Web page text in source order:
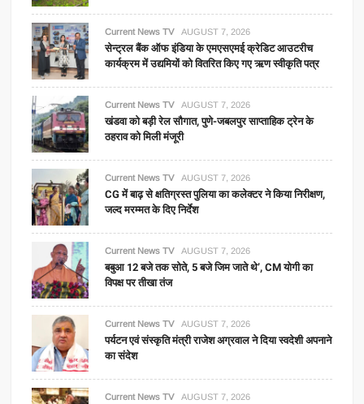
Current News TV AUGUST 7, 2026
सेन्ट्रल बैंक ऑफ इंडिया के एमएसएमई क्रेडिट आउटरीच
कार्यक्रम में उद्यमियों को वितरित किए गए ऋण स्वीकृति पत्र
Current News TV AUGUST 7, 2026
खंडवा को बड़ी रेल सौगात, पुणे-जबलपुर साप्ताहिक ट्रेन के
ठहराव को मिली मंजूरी
Current News TV AUGUST 7, 2026
CG में बाढ़ से क्षतिग्रस्त पुलिया का कलेक्टर ने किया निरीक्षण,
जल्द मरम्मत के दिए निर्देश
Current News TV AUGUST 7, 2026
बबुआ 12 बजे तक सोते, 5 बजे जिम जाते थे’, CM योगी का
विपक्ष पर तीखा तंज
Current News TV AUGUST 7, 2026
पर्यटन एवं संस्कृति मंत्री राजेश अग्रवाल ने दिया स्वदेशी अपनाने
का संदेश
Current News TV AUGUST 7, 2026